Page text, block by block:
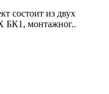
состоит из двух
БК1, монтажног..